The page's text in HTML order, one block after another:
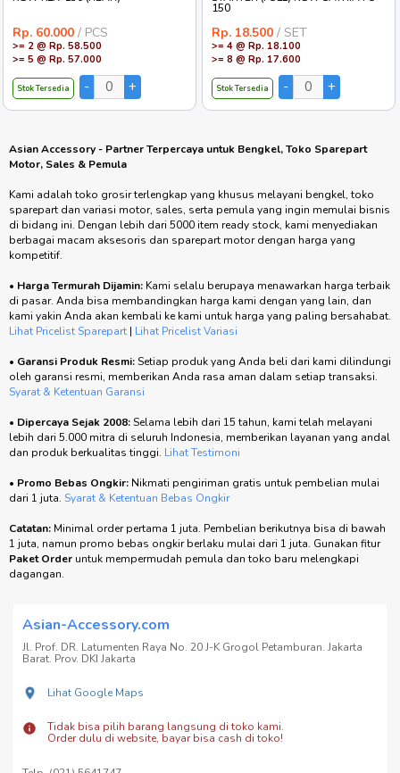
Rp. 60.000 / PCS
>= 2 @ Rp. 58.500
>= 5 @ Rp. 57.000
Stok Tersedia
150
Rp. 18.500 / SET
>= 4 @ Rp. 18.100
>= 8 @ Rp. 17.600
Stok Tersedia
Asian Accessory - Partner Terpercaya untuk Bengkel, Toko Sparepart
Motor, Sales & Pemula
Kami adalah toko grosir terlengkap yang khusus melayani bengkel, toko
sparepart dan variasi motor, sales, serta pemula yang ingin memulai bisnis
di bidang ini. Dengan lebih dari 5000 item ready stock, kami menyediakan
berbagai macam aksesoris dan sparepart motor dengan harga yang
kompetitif.
• Harga Termurah Dijamin: Kami selalu berupaya menawarkan harga terbaik
di pasar. Anda bisa membandingkan harga kami dengan yang lain, dan
kami yakin Anda akan kembali ke kami untuk harga yang paling bersahabat.
Lihat Pricelist Sparepart | Lihat Pricelist Variasi
• Garansi Produk Resmi:Setiap produk yang Anda beli dari kami dilindungi
oleh garansi resmi, memberikan Anda rasa aman dalam setiap transaksi.
Syarat & Ketentuan Garansi
• Dipercaya Sejak 2008:Selama lebih dari 15 tahun, kami telah melayani
lebih dari 5.000 mitra di seluruh Indonesia, memberikan layanan yang andal
dan produk berkualitas tinggi. Lihat Testimoni
• Promo Bebas Ongkir: Nikmati pengiriman gratis untuk pembelian mulai
dari 1 juta. Syarat & Ketentuan Bebas Ongkir
Catatan: Minimal order pertama 1 juta. Pembelian berikutnya bisa di bawah
1 juta, namun promo bebas ongkir berlaku mulai dari 1 juta. Gunakan fitur
Paket Order untuk mempermudah pemula dan toko baru melengkapi
dagangan.
Asian-Accessory.com
Jl. Prof. DR. Latumenten Raya No. 20 J-K Grogol Petamburan. Jakarta
Barat. Prov. DKI Jakarta
Lihat Google Maps
Tidak bisa pilih barang langsung di toko kami.
Order dulu di website, bayar bisa cash di toko!